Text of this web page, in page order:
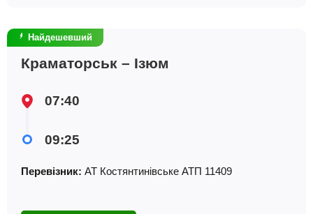
Найдешевший
Краматорськ – Ізюм
07:40
09:25
Перевізник: АТ Костянтинiвське АТП 11409